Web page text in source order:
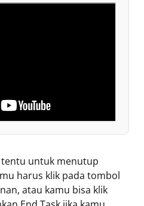
tentu untuk menutup
harus klik pada tombol
atau kamu bisa klik